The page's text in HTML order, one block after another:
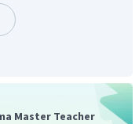
Master Teacher